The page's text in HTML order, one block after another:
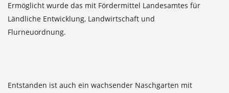
Ermöglicht wurde das mit Fördermittel Landesamtes für
Ländliche Entwicklung, Landwirtschaft und
Flurneuordnung.
Entstanden ist auch ein wachsender Naschgarten mit